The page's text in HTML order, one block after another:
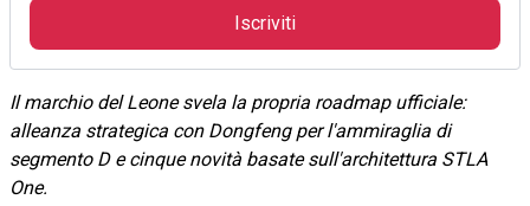
Iscriviti
Il marchio del Leone svela la propria roadmap ufficiale:
alleanza strategica con Dongfeng per l'ammiraglia di
segmento D e cinque novità basate sull'architettura STLA
One.